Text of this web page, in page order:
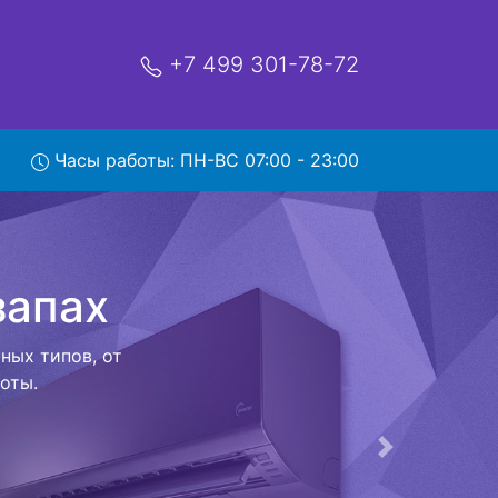
+7 499 301-78-72
Часы работы: ПН-ВС 07:00 - 23:00
в
которая
в
с
в сервисный
к работе
Следующая